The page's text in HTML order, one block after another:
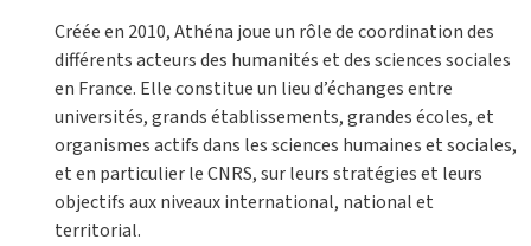
Créée en 2010, Athéna joue un rôle de coordination des
différents acteurs des humanités et des sciences sociales
en France. Elle constitue un lieu d’échanges entre
universités, grands établissements, grandes écoles, et
organismes actifs dans les sciences humaines et sociales,
et en particulier le CNRS, sur leurs stratégies et leurs
objectifs aux niveaux international, national et
territorial.